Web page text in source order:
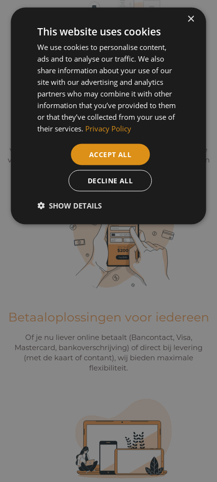
Een schonere en efficiëntere
mazout
verwarming en vermindert tegelijkertijd je ecologische
voetafdruk. De schonere verbranding helpt besparen en
verlengt de levensduur van je installatie.
Betaaloplossingen voor iedereen
Of je nu liever online betaalt (Bancontact, Visa,
Mastercard, bankoverschrijving) of direct bij levering
(met de kaart of contant), wij bieden maximale
flexibiliteit.
×
This website uses cookies
We use cookies to personalise content,
ads and to analyse our traffic. We also
share information about your use of our
site with our advertising and analytics
partners who may combine it with other
information that you’ve provided to them
or that they’ve collected from your use of
their services. Privacy Policy
ACCEPT ALL
DECLINE ALL
SHOW DETAILS